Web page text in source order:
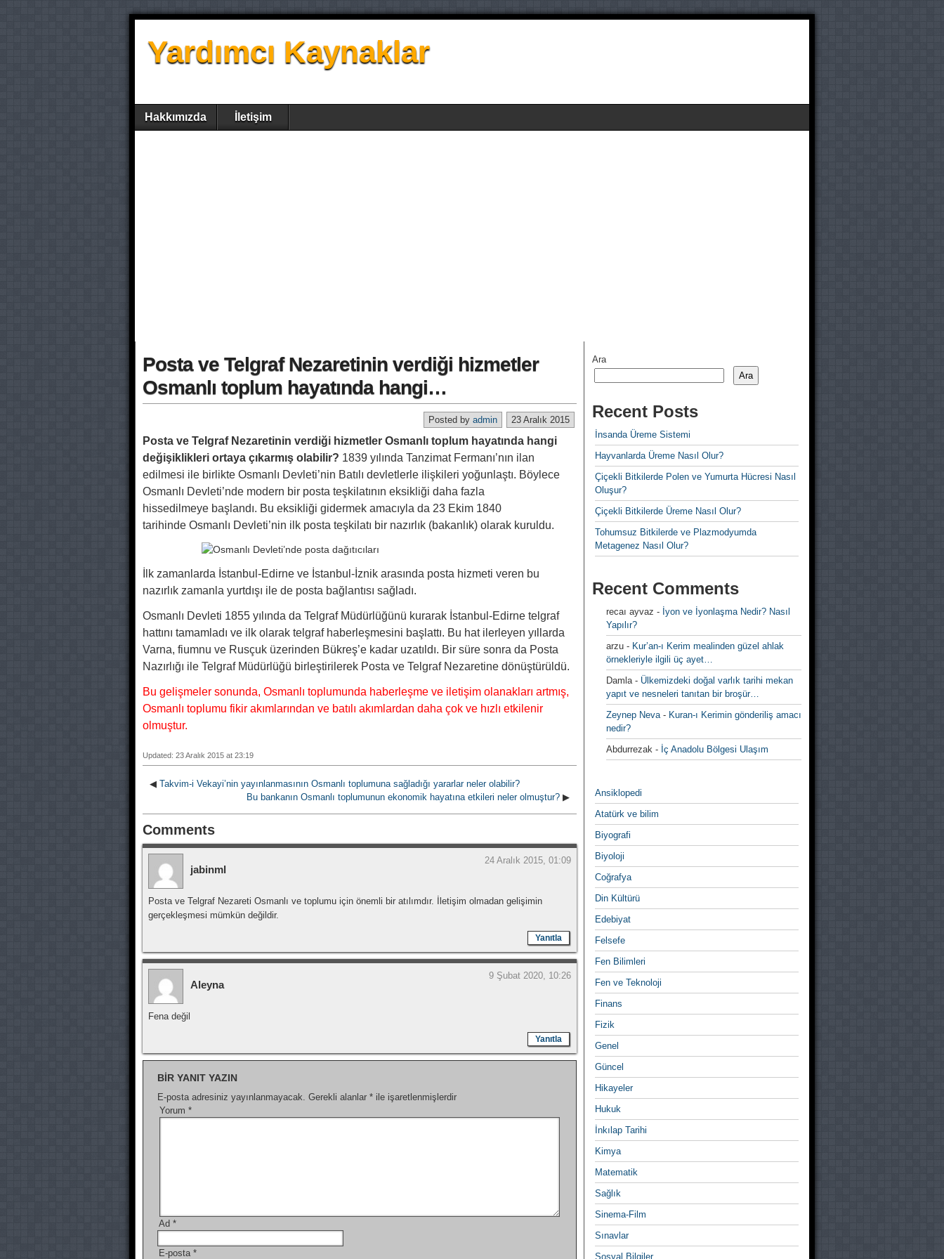
Yardımcı Kaynaklar
Hakkımızda İletişim
Posta ve Telgraf Nezaretinin verdiği hizmetler
Osmanlı toplum hayatında hangi…
23 Aralık 2015
Posted by admin
Posta ve Telgraf Nezaretinin verdiği hizmetler Osmanlı toplum hayatında hangi
değişiklikleri ortaya çıkarmış olabilir? 1839 yılında Tanzimat Fermanı’nın ilan
edilmesi ile birlikte Osmanlı Devleti’nin Batılı devletlerle ilişkileri yoğunlaştı. Böylece
Osmanlı Devleti’nde modern bir posta teşkilatının eksikliği daha fazla
hissedilmeye başlandı. Bu eksikliği gidermek amacıyla da 23 Ekim 1840
tarihinde Osmanlı Devleti’nin ilk posta teşkilatı bir nazırlık (bakanlık) olarak kuruldu.
İlk zamanlarda İstanbul-Edirne ve İstanbul-İznik arasında posta hizmeti veren bu
nazırlık zamanla yurtdışı ile de posta bağlantısı sağladı.
Osmanlı Devleti 1855 yılında da Telgraf Müdürlüğünü kurarak İstanbul-Edirne telgraf
hattını tamamladı ve ilk olarak telgraf haberleşmesini başlattı. Bu hat ilerleyen yıllarda
Varna, fiumnu ve Rusçuk üzerinden Bükreş’e kadar uzatıldı. Bir süre sonra da Posta
Nazırlığı ile Telgraf Müdürlüğü birleştirilerek Posta ve Telgraf Nezaretine dönüştürüldü.
Bu gelişmeler sonunda, Osmanlı toplumunda haberleşme ve iletişim olanakları artmış,
Osmanlı toplumu fikir akımlarından ve batılı akımlardan daha çok ve hızlı etkilenir
olmuştur.
Updated: 23 Aralık 2015 at 23:19
◀ Takvim-i Vekayi’nin yayınlanmasının Osmanlı toplumuna sağladığı yararlar neler olabilir?
Bu bankanın Osmanlı toplumunun ekonomik hayatına etkileri neler olmuştur? ▶
Comments
jabinml
24 Aralık 2015, 01:09
Posta ve Telgraf Nezareti Osmanlı ve toplumu için önemli bir atılımdır. İletişim olmadan gelişimin
gerçekleşmesi mümkün değildir.
Yanıtla
Aleyna
9 Şubat 2020, 10:26
Fena değil
Yanıtla
BIR YANIT YAZIN
E-posta adresiniz yayınlanmayacak. Gerekli alanlar * ile işaretlenmişlerdir
Yorum *
Ad *
E-posta *
Ara
Ara
Recent Posts
İnsanda Üreme Sistemi
Hayvanlarda Üreme Nasıl Olur?
Çiçekli Bitkilerde Polen ve Yumurta Hücresi Nasıl
Oluşur?
Çiçekli Bitkilerde Üreme Nasıl Olur?
Tohumsuz Bitkilerde ve Plazmodyumda
Metagenez Nasıl Olur?
Recent Comments
recaı ayvaz - İyon ve İyonlaşma Nedir? Nasıl
Yapılır?
arzu - Kur’an-ı Kerim mealinden güzel ahlak
örnekleriyle ilgili üç ayet…
Damla- Ülkemizdeki doğal varlık tarihi mekan
yapıt ve nesneleri tanıtan bir broşür…
Zeynep Neva- Kuran-ı Kerimin gönderiliş amacı
nedir?
Abdurrezak - İç Anadolu Bölgesi Ulaşım
Ansiklopedi
Atatürk ve bilim
Biyografi
Biyoloji
Coğrafya
Din Kültürü
Edebiyat
Felsefe
Fen Bilimleri
Fen ve Teknoloji
Finans
Fizik
Genel
Güncel
Hikayeler
Hukuk
İnkılap Tarihi
Kimya
Matematik
Sağlık
Sinema-Film
Sınavlar
Sosyal Bilgiler